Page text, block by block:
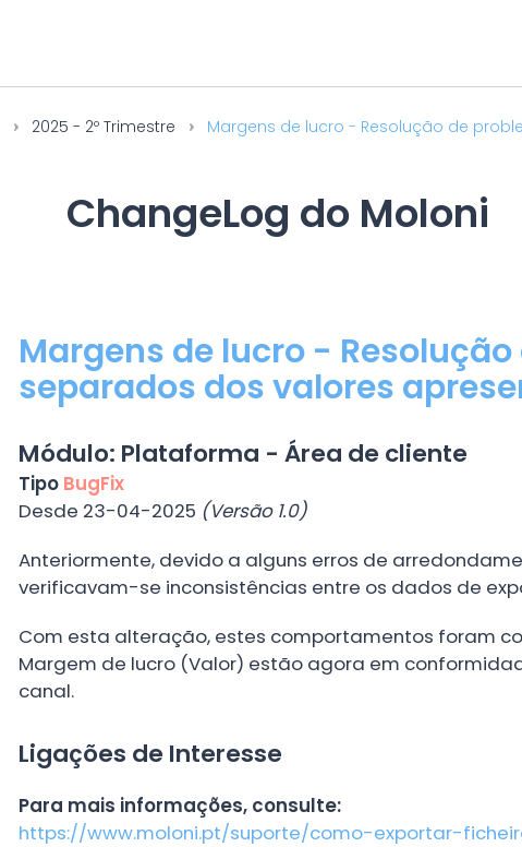
2025 - 2º Trimestre Margens de lucro - Resolução de
ChangeLog do Moloni
Margens de lucro -
separados dos valores
Módulo: Plataforma - Área de cliente
Tipo BugFix
Desde 23-04-2025 (Versão 1.0)
Anteriormente, devido a alguns erros de
verificavam-se inconsistências entre os dados de
Com esta alteração, estes comportamentos foram
Margem de lucro (Valor) estão agora em
canal.
Ligações de Interesse
Para mais informações, consulte:
https://www.moloni.pt/suporte/como-exportar-